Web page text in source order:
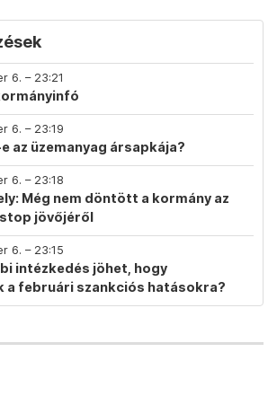
6. – 23:21
6. – 23:19
az üzemanyag ársapkája?
6. – 23:18
Még nem döntött a kormány az
jövőjéről
6. – 23:15
intézkedés jöhet, hogy
a februári szankciós hatásokra?